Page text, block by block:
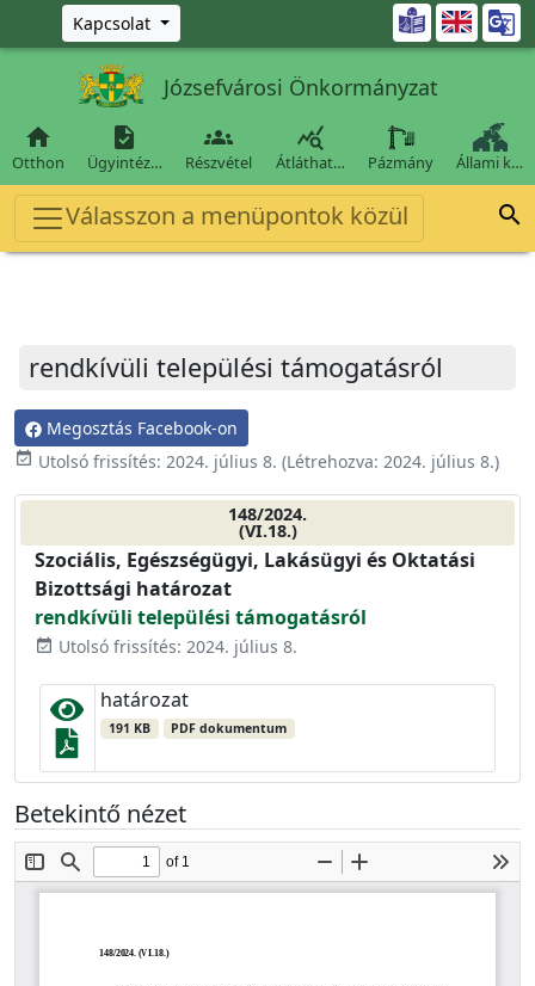
Ugrás a fő tartalomra
Kapcsolat 
Józsefvárosi Önkormányzat

Otthon

Ügyintéz…

Részvétel

Átláthat… Pázmány Állami k…
Válasszon a menüpontok közül 
rendkívüli települési támogatásról
Megosztás Facebook-on
event_available Utolsó frissítés: 2024. július 8. (Létrehozva: 2024. július 8.)
148/2024.
(VI.18.)
Szociális, Egészségügyi, Lakásügyi és Oktatási
Bizottsági határozat
rendkívüli települési támogatásról
event_available Utolsó frissítés: 2024. július 8.
határozat
191 KB PDF dokumentum
Betekintő nézet